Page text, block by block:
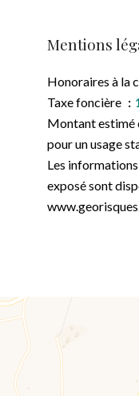
Mentions
Honoraires à la
Taxe foncière
Montant estimé
pour un usage
Les
exposé sont